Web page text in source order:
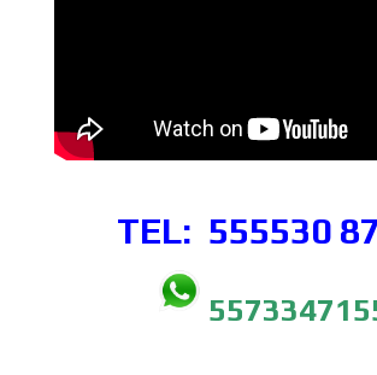
TEL: 555530